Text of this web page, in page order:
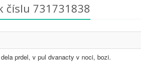
číslu 731731838
prdel, v pul dvanacty v noci, bozi.